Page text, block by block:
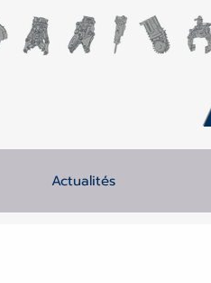
Actualités